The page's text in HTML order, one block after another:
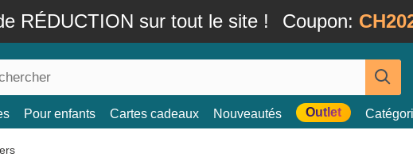
RÉDUCTION sur tout le site ! Coupon:
Pour enfants Cartes cadeaux Nouveautés Outlet